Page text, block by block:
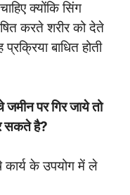
क्योंकि सिंग
करते शरीर को देते
बाधित होती
पर गिर जाये तो
सकते है?
के उपयोग में ले